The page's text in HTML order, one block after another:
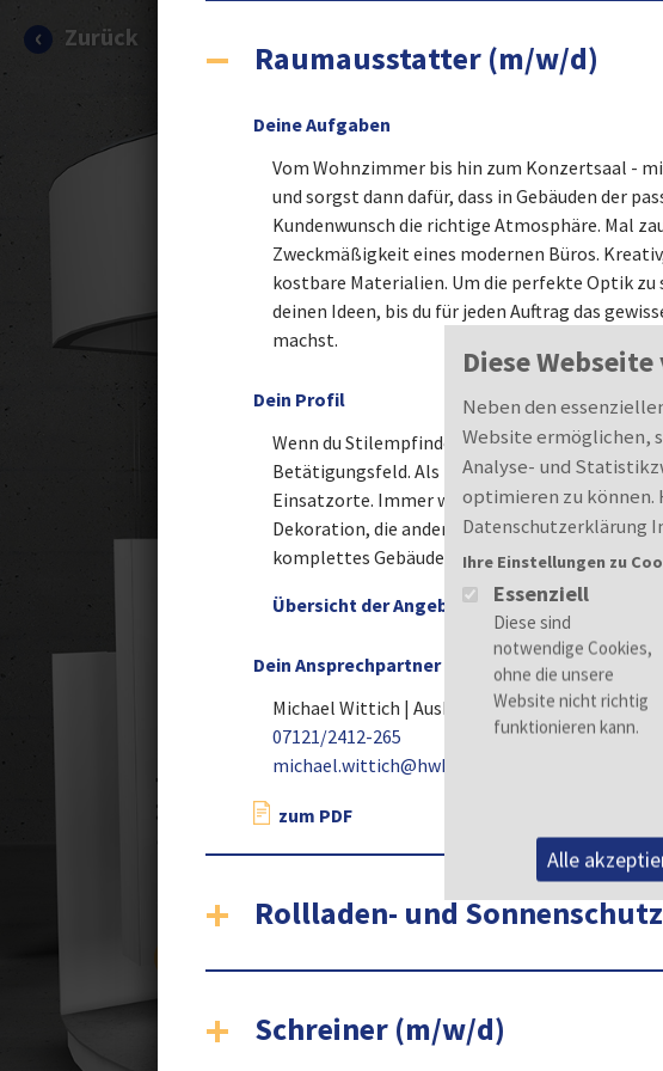
Zurück
Diese
Neben den
Website ermöglichen,
Analyse- und
optimieren zu können.
Datenschutzerklärung
Ihre Einstellungen zu
Essenziell
Alle
Raumausstatter (m/w/d)
Deine Aufgaben
Vom Wohnzimmer bis hin zum Konzertsaal -
und sorgst dann dafür, dass in Gebäuden der
Kundenwunsch die richtige Atmosphäre. Mal
Zweckmäßigkeit eines modernen Büros.
kostbare Materialien. Um die perfekte Optik zu
deinen Ideen, bis du für jeden Auftrag das
machst.
Dein Profil
Wenn du Stilempfinden, Einfühlungsvermögen
Betätigungsfeld. Als Raumausstatter
Einsatzorte. Immer wieder kommen neue
Dekoration, die anderen ihre Polstermöbel
komplettes Gebäude einrichtest. So gibt dir der
Übersicht der Angebote im Zollernalbkreis
Dein Ansprechpartner
Michael Wittich | Ausbildungsberatung
07121/2412-265
michael.wittich@hwk-reutlingen.de
zum PDF
Rollladen- und
Schreiner (m/w/d)